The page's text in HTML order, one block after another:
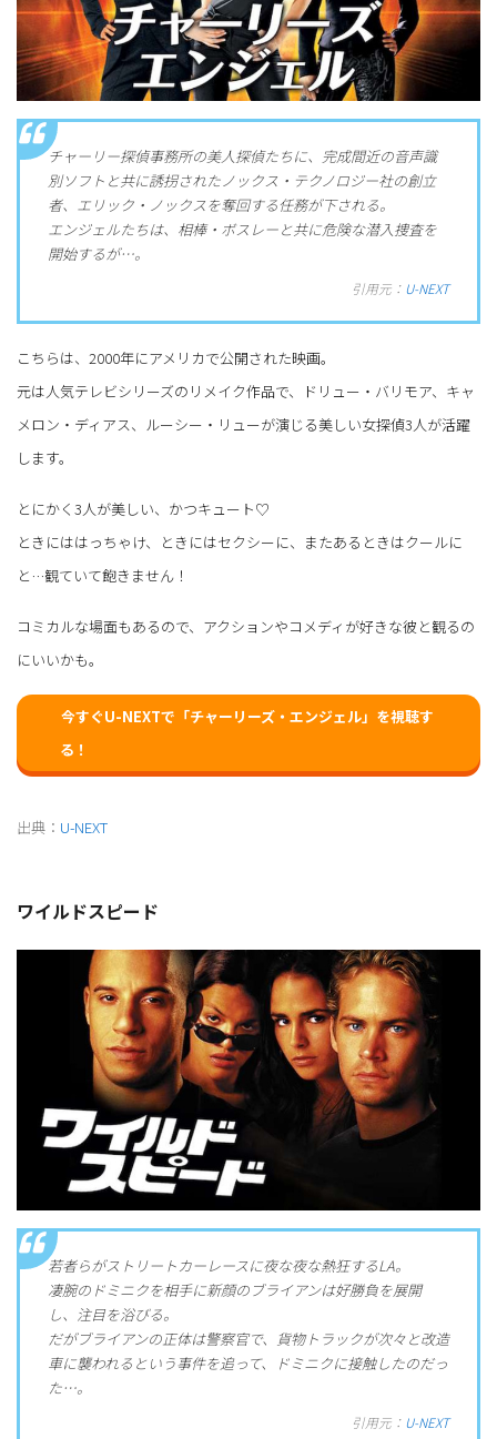
チャーリー探偵事務所の美人探偵たちに、完成間近の音声識
別ソフトと共に誘拐されたノックス・テクノロジー社の創立
者、エリック・ノックスを奪回する任務が下される。
エンジェルたちは、相棒・ボスレーと共に危険な潜入捜査を
開始するが…。
引用元： U-NEXT
こちらは、2000年にアメリカで公開された映画。
元は人気テレビシリーズのリメイク作品で、ドリュー・バリモア、キャ
メロン・ディアス、ルーシー・リューが演じる美しい女探偵3人が活躍
します。
とにかく3人が美しい、かつキュート♡
ときにははっちゃけ、ときにはセクシーに、またあるときはクールに
と…観ていて飽きません！
コミカルな場面もあるので、アクションやコメディが好きな彼と観るの
にいいかも。
今すぐU-NEXTで「チャーリーズ・エンジェル」を視聴す
る！
出典： U-NEXT
ワイルドスピード
若者らがストリートカーレースに夜な夜な熱狂するLA。
凄腕のドミニクを相手に新顔のブライアンは好勝負を展開
し、注目を浴びる。
だがブライアンの正体は警察官で、貨物トラックが次々と改造
車に襲われるという事件を追って、ドミニクに接触したのだっ
た…。
引用元： U-NEXT